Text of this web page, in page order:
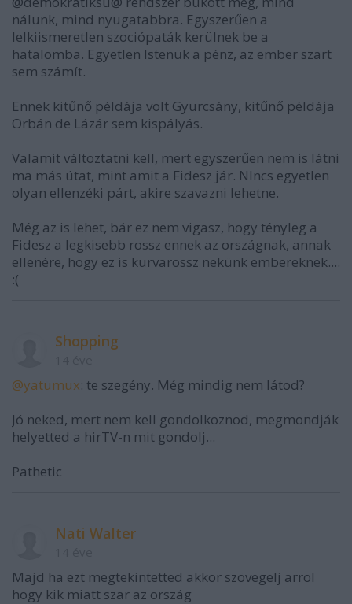
nálunk, mind nyugatabbra. Egyszerűen a
lelkiismeretlen szociópaták kerülnek be a
hatalomba. Egyetlen Istenük a pénz, az ember szart
sem számít.
Ennek kitűnő példája volt Gyurcsány, kitűnő példája
Orbán de Lázár sem kispályás.
Valamit változtatni kell, mert egyszerűen nem is látni
ma más útat, mint amit a Fidesz jár. NIncs egyetlen
olyan ellenzéki párt, akire szavazni lehetne.
Még az is lehet, bár ez nem vigasz, hogy tényleg a
Fidesz a legkisebb rossz ennek az országnak, annak
ellenére, hogy ez is kurvarossz nekünk embereknek....
:(
Shopping
@yatumux: te szegény. Még mindig nem látod?
Jó neked, mert nem kell gondolkoznod, megmondják
helyetted a hirTV-n mit gondolj...
Pathetic
Nati Walter
Majd ha ezt megtekintetted akkor szövegelj arrol
hogy kik miatt szar az ország